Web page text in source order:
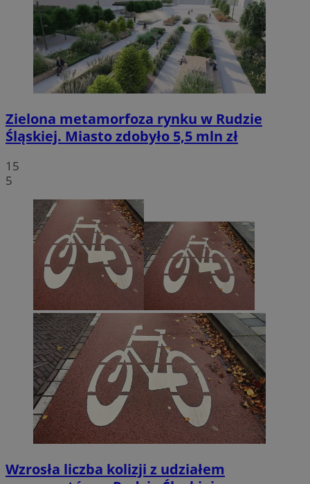
Zielona metamorfoza rynku w Rudzie
Śląskiej. Miasto zdobyło 5,5 mln zł
15
5
Wzrosła liczba kolizji z udziałem